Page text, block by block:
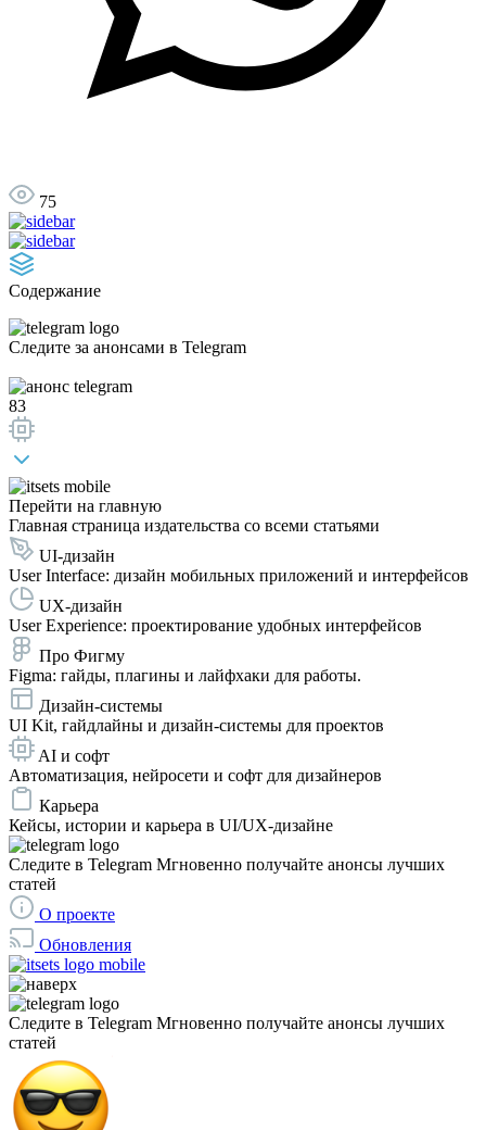
75
Содержание
Следите за анонсами в Telegram
83
Перейти на главную
Главная страница издательства со всеми статьями
UI-дизайн
User Interface: дизайн мобильных приложений и интерфейсов
UX-дизайн
User Experience: проектирование удобных интерфейсов
Про Фигму
Figma: гайды, плагины и лайфхаки для работы.
Дизайн-системы
UI Kit, гайдлайны и дизайн-системы для проектов
AI и софт
Автоматизация, нейросети и софт для дизайнеров
Карьера
Кейсы, истории и карьера в UI/UX-дизайне
Следите в Telegram Мгновенно получайте анонсы лучших
статей
О проекте
Обновления
Следите в Telegram Мгновенно получайте анонсы лучших
статей